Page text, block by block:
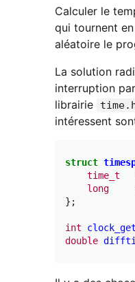
Calculer le
qui tournent
aléatoire le
La solution
interruption
librairie
intéressent
struct
time_t
long
};
int
double